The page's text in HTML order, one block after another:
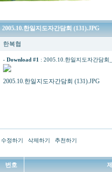
2005.10.한일지도자간담회 (131).JPG
한복협
- Download #1 : 2005.10.한일지도자간담회
2005.10.한일지도자간담회 (131).JPG
수정하기 삭제하기 추천하기
번호